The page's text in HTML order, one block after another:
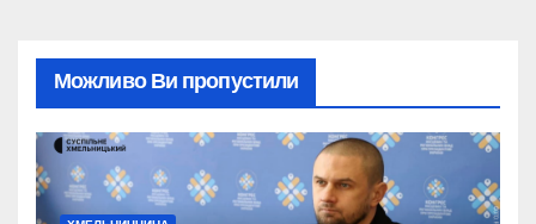
Можливо Ви пропустили